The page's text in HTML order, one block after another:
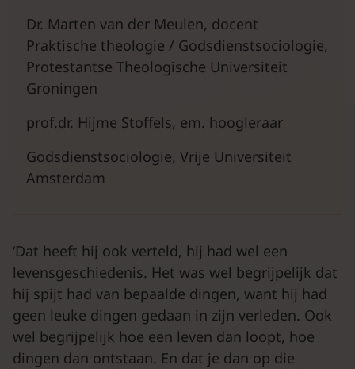
Dr. Marten van der Meulen, docent
Praktische theologie / Godsdienstsociologie,
Protestantse Theologische Universiteit
Groningen
prof.dr. Hijme Stoffels, em. hoogleraar
Godsdienstsociologie, Vrije Universiteit
Amsterdam
‘Dat heeft hij ook verteld, hij had wel een
levensgeschiedenis. Het was wel begrijpelijk dat
hij spijt had van bepaalde dingen, want hij had
geen leuke dingen gedaan in zijn verleden. Ook
wel begrijpelijk hoe een leven dan loopt, hoe
dingen dan ontstaan. En dat je dan op die